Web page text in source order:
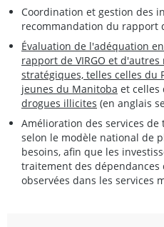
Coordination et gestion des
recommandation du rapport
Évaluation de l'adéquation
rapport de VIRGO et
stratégiques, telles celles du
jeunes du Manitoba et celles
drogues illicites (en anglais
Amélioration des services
selon le modèle national de
besoins, afin que les
traitement des dépendances
observées dans les services